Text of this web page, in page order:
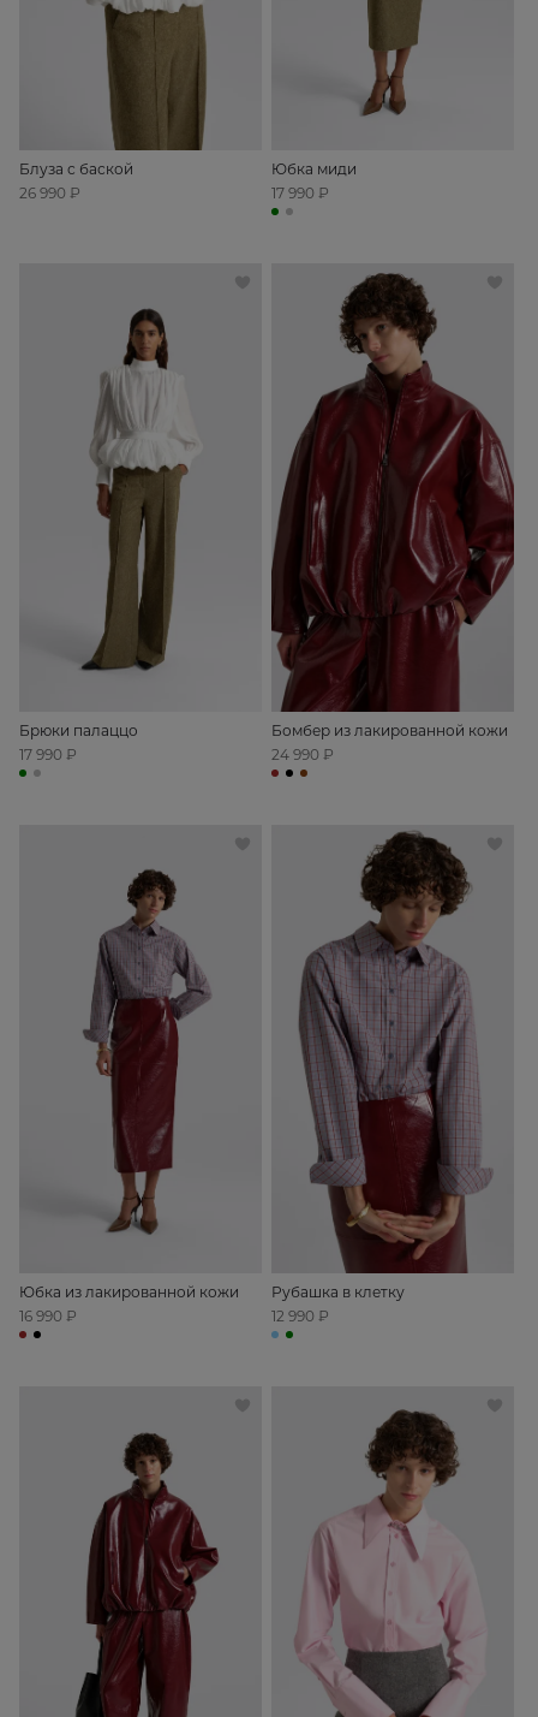
Блуза с баской
26 990 ₽
Юбка миди
17 990 ₽
Брюки палаццо
17 990 ₽
Бомбер из лакированной кожи
24 990 ₽
Юбка из лакированной кожи
16 990 ₽
Рубашка в клетку
12 990 ₽